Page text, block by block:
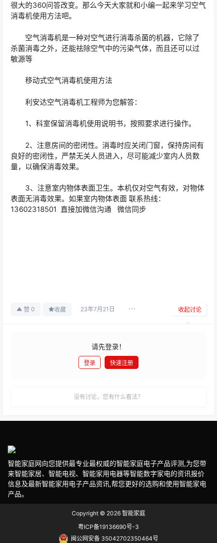
很大的360问答改变。那么今天大家就和小编一起来学习空气
消毒机使用方法吧。
空气消毒机是一种对空气进行消毒杀菌的机器，它除了
杀菌消毒之外，还能祛除空气中的污染气体，而且还可以过
敏源等
移动式空气消毒机使用方法
利安达空气消毒机工程师为您解答：
1、科室保留消毒机使用说明书，按照要求进行操作。
2、注意房间的密闭性。消毒时应关闭门窗，保持房间有
良好的密闭性，严禁无关人员进入，尽可能减少室内人员数
量，以确保消毒效果。
3、注意室内物体表面卫生。本机仅对空气有效，对物体
表面无消毒效果。如果室内物体表面 联系热线：
13602318501 直接加微信沟通 微信同步
赞 0 收藏 23年7月21日 收起讨论
请先登录！
登录 快速注册
没有讨论，您有什么看法？
智能家庭网向您提供最专业最权威的智能家庭电子产品评测,为您带
来智能家居、智能电视、智能家用电器等智能数字家电的资讯报价
信息及最新智能家用电子产品资讯,帮您更好的选购和使用智能家电
产品。
Copyright © 2026 智能家庭
粤ICP备19136690号-3
闽公网安备 35042702350464号